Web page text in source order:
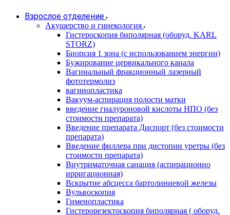
Взрослое отделение
Акушерство и гинекология
Гистероскопия биполярная (оборуд. KARL
STORZ)
Биопсия 1 зона (с использованием энергии)
Бужирование цервикального канала
Вагинальный фракционный лазерный
фототермолиз
вагинопластика
Вакуум-аспирация полости матки
введение гиалуроновой кислоты НПО (без
стоимости препарата)
Введение препарата Диспорт (без стоимости
препарата)
Введение филлера при дистопии уретры (без
стоимости препарата)
Внутриматочная санация (аспирационно
ирригационная)
Вскрытие абсцесса бартолиниевой железы
Вульвоскопия
Гименопластика
Гистерорезектоскопия биполярная ( оборуд.